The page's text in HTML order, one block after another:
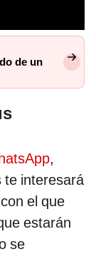
de un
,
te interesará
el que
estarán
se